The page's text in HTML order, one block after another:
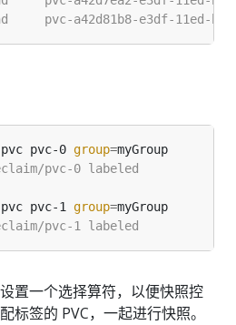
pvc-0 group=
pvc-1 group=
置一个选择算符，以便快照控
标签的 PVC，一起进行快照。